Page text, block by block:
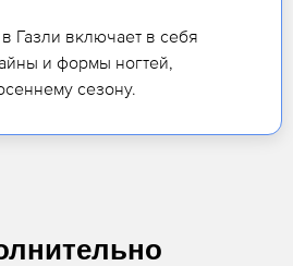
Газли включает в себя
и формы ногтей,
сезону.